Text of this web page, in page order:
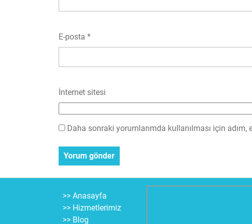
E-posta *
İnternet sitesi
Daha sonraki yorumlarımda kullanılması için
>> Anasayfa
>> Hizmetlerimiz
>> Blog